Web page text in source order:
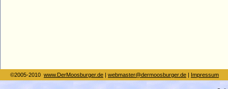
©2005-2010 www.DerMoosburger.de | webmaster@dermoosburger.de | Impressum